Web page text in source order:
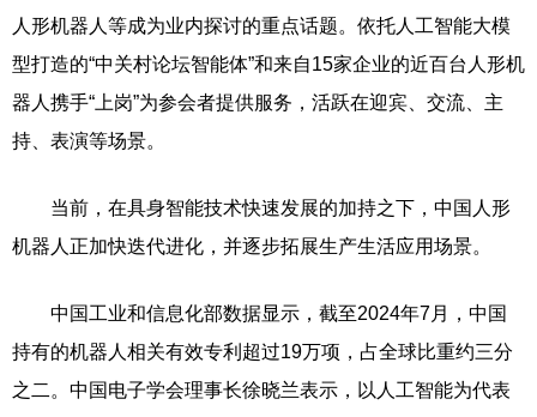
人形机器人等成为业内探讨的重点话题。依托人工智能大模
型打造的“中关村论坛智能体”和来自15家企业的近百台人形机
器人携手“上岗”为参会者提供服务，活跃在迎宾、交流、主
持、表演等场景。
当前，在具身智能技术快速发展的加持之下，中国人形
机器人正加快迭代进化，并逐步拓展生产生活应用场景。
中国工业和信息化部数据显示，截至2024年7月，中国
持有的机器人相关有效专利超过19万项，占全球比重约三分
之二。中国电子学会理事长徐晓兰表示，以人工智能为代表